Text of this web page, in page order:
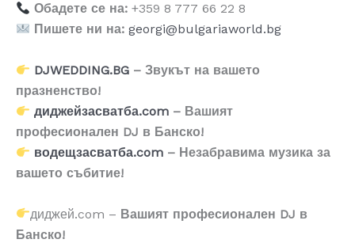
Обадете се на: +359 8 777 66 22 8
Пишете ни на: georgi@bulgariaworld.bg
DJWEDDING.BG – Звукът на вашето
празненство!
диджейзасватба.com – Вашият
професионален DJ в Банско!
водещзасватба.com – Незабравима музика за
вашето събитие!
диджей.com – Вашият професионален DJ в
Банско!